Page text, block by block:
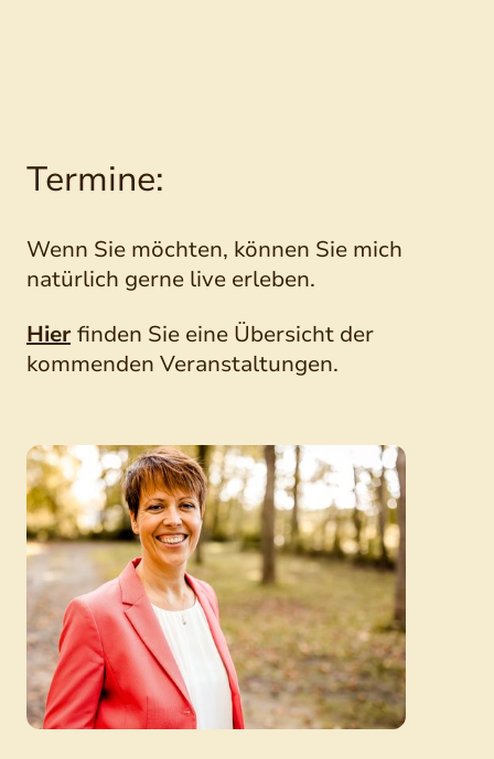
Termine:
Wenn Sie möchten, können Sie mich
natürlich gerne live erleben.
Hier finden Sie eine Übersicht der
kommenden Veranstaltungen.